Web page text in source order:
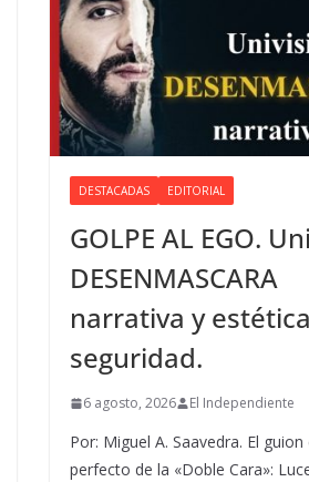
DESTACADAS EDITORIAL
GOLPE AL EGO.
DESENMASCARA
narrativa y
seguridad.
6 agosto, 2026 El Independiente
Por: Miguel A. Saavedra. El guion
perfecto de la «Doble Cara»: